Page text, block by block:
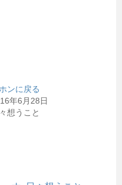
ンに戻る
年6月28日
想うこと